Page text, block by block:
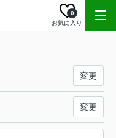
お気に入り
0
変更
変更